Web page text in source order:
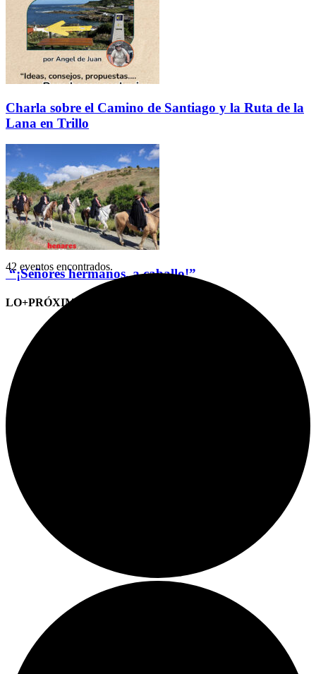
Charla sobre el Camino de Santiago y la Ruta de la
Lana en Trillo
“¡Señores hermanos, a caballo!”
LO+PRÓXIMO (CITAS)
42 eventos encontrados.